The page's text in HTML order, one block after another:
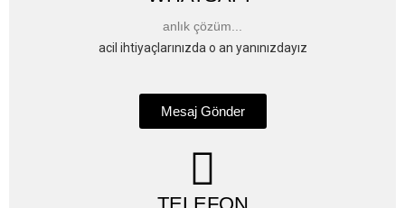
anlık çözüm...
acil ihtiyaçlarınızda o an yanınızdayız
Mesaj Gönder